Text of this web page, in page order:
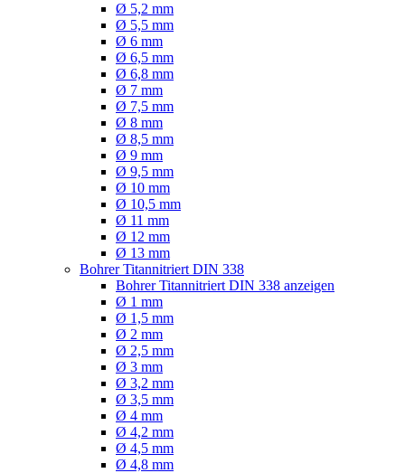
Ø 5,2 mm
Ø 5,5 mm
Ø 6 mm
Ø 6,5 mm
Ø 6,8 mm
Ø 7 mm
Ø 7,5 mm
Ø 8 mm
Ø 8,5 mm
Ø 9 mm
Ø 9,5 mm
Ø 10 mm
Ø 10,5 mm
Ø 11 mm
Ø 12 mm
Ø 13 mm
Bohrer Titannitriert DIN 338
Bohrer Titannitriert DIN 338 anzeigen
Ø 1 mm
Ø 1,5 mm
Ø 2 mm
Ø 2,5 mm
Ø 3 mm
Ø 3,2 mm
Ø 3,5 mm
Ø 4 mm
Ø 4,2 mm
Ø 4,5 mm
Ø 4,8 mm